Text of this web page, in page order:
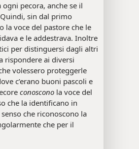
pecora, anche se il
sin dal primo
la voce del pastore che le
e le addestrava. Inoltre
per distinguersi dagli altri
rispondere ai diversi
volessero proteggerle
c’erano buoni pascoli e
conoscono la voce del
che la identificano in
che riconoscono la
che per il